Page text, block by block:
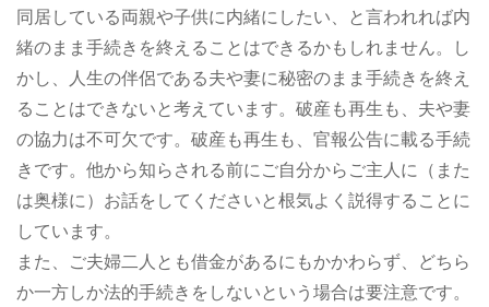
同居している両親や子供に内緒にしたい、と言われれば内
緒のまま手続きを終えることはできるかもしれません。し
かし、人生の伴侶である夫や妻に秘密のまま手続きを終え
ることはできないと考えています。破産も再生も、夫や妻
の協力は不可欠です。破産も再生も、官報公告に載る手続
きです。他から知らされる前にご自分からご主人に（また
は奥様に）お話をしてくださいと根気よく説得することに
しています。
また、ご夫婦二人とも借金があるにもかかわらず、どちら
か一方しか法的手続きをしないという場合は要注意です。